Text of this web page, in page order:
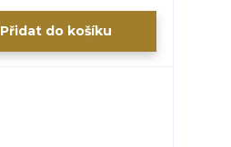
Přidat do košíku